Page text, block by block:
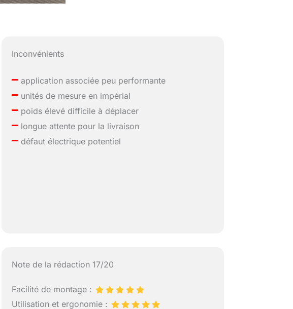
Inconvénients
– application associée peu performante
– unités de mesure en impérial
– poids élevé difficile à déplacer
– longue attente pour la livraison
– défaut électrique potentiel
Note de la rédaction 17/20
Facilité de montage :
Utilisation et ergonomie :